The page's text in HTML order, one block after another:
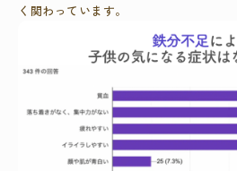
く関わっています。